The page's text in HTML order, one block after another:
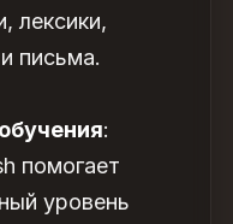
лексики,
письма.
:
помогает
уровень